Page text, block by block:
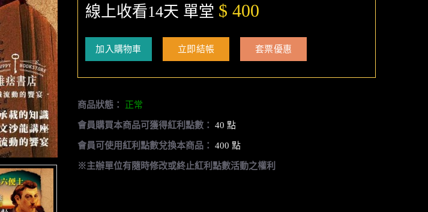
線上收看14天 單堂 $ 400
加入購物車 立即結帳 套票優惠
商品狀態： 正常
會員購買本商品可獲得紅利點數： 40 點
會員可使用紅利點數兌換本商品： 400 點
※主辦單位有隨時修改或終止紅利點數活動之權利